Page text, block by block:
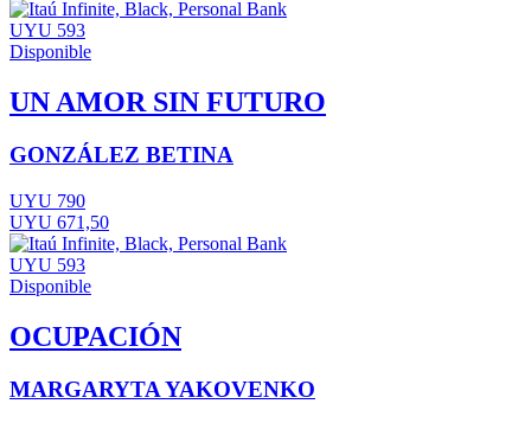
UYU 593
Disponible
UN AMOR SIN FUTURO
GONZÁLEZ BETINA
UYU 790
UYU 671,50
UYU 593
Disponible
OCUPACIÓN
MARGARYTA YAKOVENKO